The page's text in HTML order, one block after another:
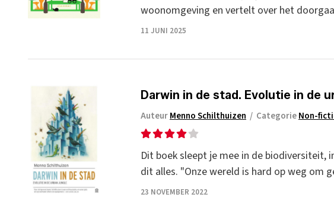
woonomgeving en vertelt over het
11 JUNI 2025
Darwin in de stad. Evolutie in de
AuteurMenno Schilthuizen / CategorieNon-
Dit boek sleept je mee in de biodiversiteit,
dit alles. "Onze wereld is hard op weg om
23 NOVEMBER 2022